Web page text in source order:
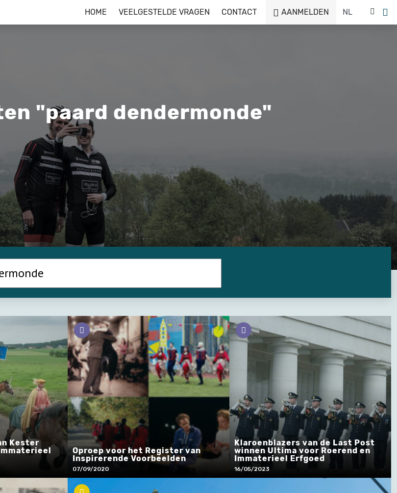
HOME VEELGESTELDE VRAGEN CONTACT AANMELDEN
"paard dendermonde"
Kester
Oproep voor het Register van
Inspirerende Voorbeelden
07/09/2020
Klaroenblazers van de Last Post
winnen Ultima voor Roerend en
Immaterieel Erfgoed
16/05/2023